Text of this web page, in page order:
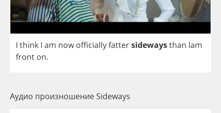
I think I am now officiallyfattersidewaysthan lam
front on.
Аудио произношение Sideways